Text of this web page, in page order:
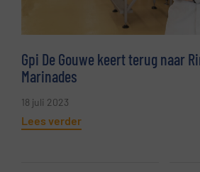
Gpi De Gouwe keert terug naar
Marinades
18 juli 2023
Lees verder